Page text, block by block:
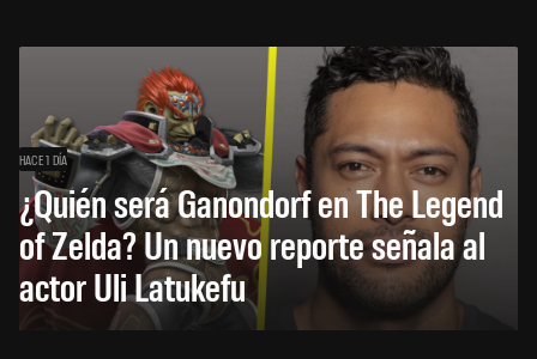
HACE 1 DÍA
¿Quién será Ganondorf en The Legend
of Zelda? Un nuevo reporte señala al
actor Uli Latukefu